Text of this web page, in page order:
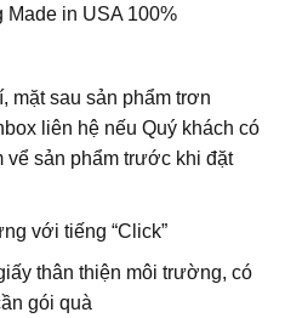
Made in USA 100%
mặt sau sản phẩm trơn
liên hệ nếu Quý khách có
vể sản phẩm trước khi đặt
với tiếng “Click”
thân thiện môi trường, có
gói quà